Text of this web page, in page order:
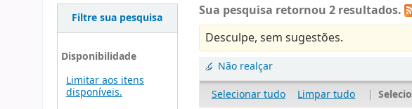
Filtre sua pesquisa
Disponibilidade
Limitar aos itens
disponíveis.
Sua pesquisa retornou 2 resultados.
Desculpe, sem sugestões.
Não realçar
Selecionar tudo
Limpar tudo |